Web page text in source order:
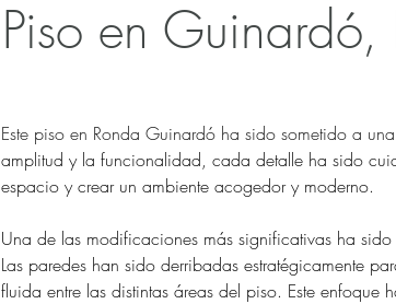
Piso en Guinardó,
Este piso en Ronda Guinardó ha sido sometido a
amplitud y la funcionalidad, cada detalle ha sido
espacio y crear un ambiente acogedor y moderno.
Una de las modificaciones más significativas ha
Las paredes han sido derribadas estratégicamente
fluida entre las distintas áreas del piso. Este